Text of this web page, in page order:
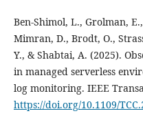
Ben-Shimol, L., Grolman,
Mimran, D., Brodt, O.,
Y., & Shabtai, A. (2025).
in managed serverless
log monitoring. IEEE
https://doi.org/10.1109/